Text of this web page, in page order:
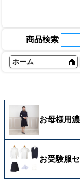
商品検索
ホーム
お母様用
お受験服